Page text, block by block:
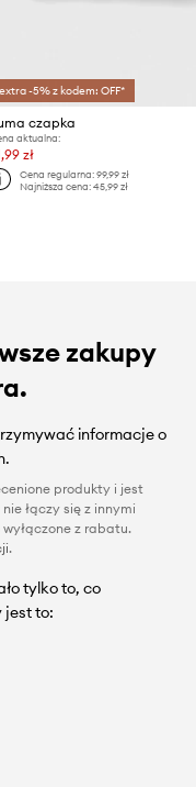
extra -5% z kodem: OFF*
czapka
aktualna:
zł
Cena regularna: 99,99 zł
Najniższa cena: 45,99 zł
zakupy
informacje o
produkty i jest
łączy się z innymi
z rabatu.
.
tylko to, co
jest to: